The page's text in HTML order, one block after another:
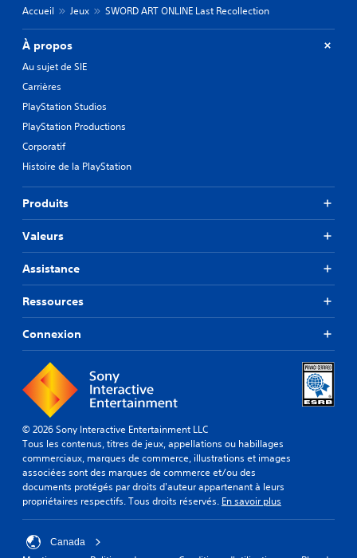
Accueil Jeux SWORD ART ONLINE Last Recollection
À propos
Au sujet de SIE
Carrières
PlayStation Studios
PlayStation Productions
Corporatif
Histoire de la PlayStation
Produits
Valeurs
Assistance
Ressources
Connexion
© 2026 Sony Interactive Entertainment LLC
Tous les contenus, titres de jeux, appellations ou habillages
commerciaux, marques de commerce, illustrations et images
associées sont des marques de commerce et/ou des
documents protégés par droits d'auteur appartenant à leurs
propriétaires respectifs. Tous droits réservés. En savoir plus
Canada